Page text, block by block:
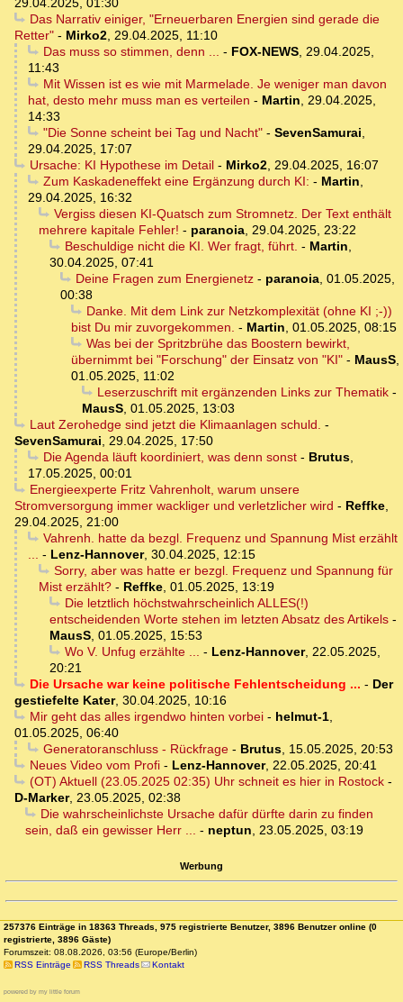
29.04.2025, 01:30
Das Narrativ einiger, "Erneuerbaren Energien sind gerade die
Retter" - Mirko2, 29.04.2025, 11:10
Das muss so stimmen, denn ... - FOX-NEWS, 29.04.2025,
11:43
Mit Wissen ist es wie mit Marmelade. Je weniger man davon
hat, desto mehr muss man es verteilen - Martin, 29.04.2025,
14:33
"Die Sonne scheint bei Tag und Nacht"- SevenSamurai,
29.04.2025, 17:07
Ursache: KI Hypothese im Detail- Mirko2, 29.04.2025, 16:07
Zum Kaskadeneffekt eine Ergänzung durch KI: - Martin,
29.04.2025, 16:32
Vergiss diesen KI-Quatsch zum Stromnetz. Der Text enthält
mehrere kapitale Fehler! - paranoia, 29.04.2025, 23:22
Beschuldige nicht die KI. Wer fragt, führt. - Martin,
30.04.2025, 07:41
Deine Fragen zum Energienetz- paranoia, 01.05.2025,
00:38
Danke. Mit dem Link zur Netzkomplexität (ohne KI ;-))
bist Du mir zuvorgekommen. - Martin, 01.05.2025, 08:15
Was bei der Spritzbrühe das Boostern bewirkt,
übernimmt bei "Forschung" der Einsatz von "KI" - MausS,
01.05.2025, 11:02
Leserzuschrift mit ergänzenden Links zur Thematik-
MausS, 01.05.2025, 13:03
Laut Zerohedge sind jetzt die Klimaanlagen schuld. -
SevenSamurai, 29.04.2025, 17:50
Die Agenda läuft koordiniert, was denn sonst- Brutus,
17.05.2025, 00:01
Energieexperte Fritz Vahrenholt, warum unsere
Stromversorgung immer wackliger und verletzlicher wird - Reffke,
29.04.2025, 21:00
Vahrenh. hatte da bezgl. Frequenz und Spannung Mist erzählt
... - Lenz-Hannover, 30.04.2025, 12:15
Sorry, aber was hatte er bezgl. Frequenz und Spannung für
Mist erzählt? - Reffke, 01.05.2025, 13:19
Die letztlich höchstwahrscheinlich ALLES(!)
entscheidenden Worte stehen im letzten Absatz des Artikels -
MausS, 01.05.2025, 15:53
Wo V. Unfug erzählte ... - Lenz-Hannover, 22.05.2025,
20:21
Die Ursache war keine politische Fehlentscheidung ... - Der
gestiefelte Kater, 30.04.2025, 10:16
Mir geht das alles irgendwo hinten vorbei- helmut-1,
01.05.2025, 06:40
Generatoranschluss - Rückfrage- Brutus, 15.05.2025, 20:53
Neues Video vom Profi- Lenz-Hannover, 22.05.2025, 20:41
(OT) Aktuell (23.05.2025 02:35) Uhr schneit es hier in Rostock-
D-Marker, 23.05.2025, 02:38
Die wahrscheinlichste Ursache dafür dürfte darin zu finden
sein, daß ein gewisser Herr ... - neptun, 23.05.2025, 03:19
Werbung
257376 Einträge in 18363 Threads, 975 registrierte Benutzer, 3896 Benutzer online (0
registrierte, 3896 Gäste)
Forumszeit: 08.08.2026, 03:56 (Europe/Berlin)
RSS Einträge
RSS Threads Kontakt
powered by my little forum